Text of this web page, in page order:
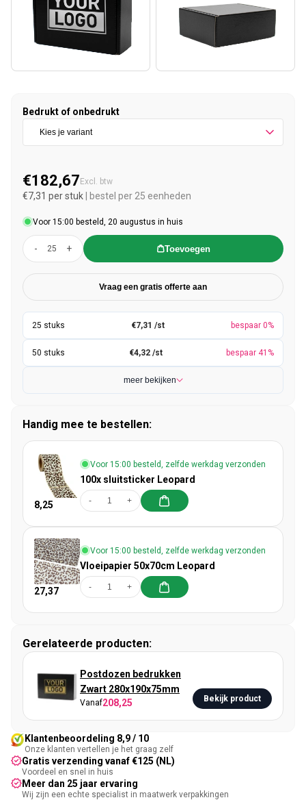
Bedrukt of onbedrukt
Normale prijs
€182,67 Excl. btw
€7,31 per stuk | bestel per 25 eenheden
Voor 15:00 besteld, 20 augustus in huis
- + Toevoegen
Vraag een gratis offerte aan
€7,31 /st bespaar 0%
€4,32 /st bespaar 41%
meer bekijken
Handig mee te bestellen:
8,25
Voor 15:00 besteld, zelfde werkdag verzonden
100x sluitsticker Leopard
- +
27,37
Voor 15:00 besteld, zelfde werkdag verzonden
Vloeipapier 50x70cm Leopard
- +
Gerelateerde producten:
Postdozen bedrukken
Zwart 280x190x75mm
Vanaf208,25 Bekijk product
Klantenbeoordeling 8,9 / 10
Onze klanten vertellen je het graag zelf
Gratis verzending vanaf €125 (NL)
Voordeel en snel in huis
Meer dan 25 jaar ervaring
Wij zijn een echte specialist in maatwerk verpakkingen